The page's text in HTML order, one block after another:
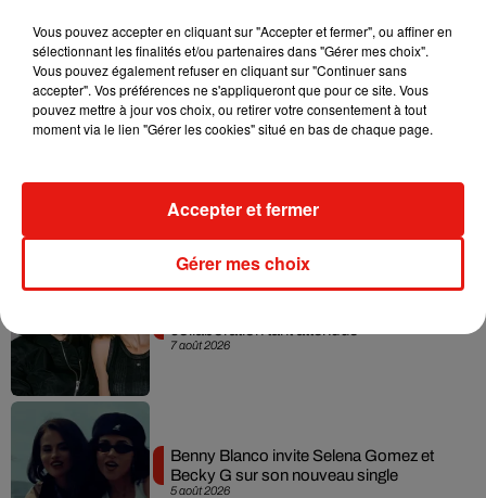
7 août 2026
Sensation » avec Kylie Minogue
7 août 2026
dansant de l’année
7 août 2026
collaboration tant attendue
5 août 2026
Benny Blanco invite Selena Gomez et
Becky G sur son nouveau single
Vous pouvez accepter en cliquant sur "Accepter et fermer", ou affiner en
sélectionnant les finalités et/ou partenaires dans "Gérer mes choix".
Vous pouvez également refuser en cliquant sur "Continuer sans
accepter". Vos préférences ne s'appliqueront que pour ce site. Vous
pouvez mettre à jour vos choix, ou retirer votre consentement à tout
moment via le lien "Gérer les cookies" situé en bas de chaque page.
Gérer mes choix
Accepter et fermer